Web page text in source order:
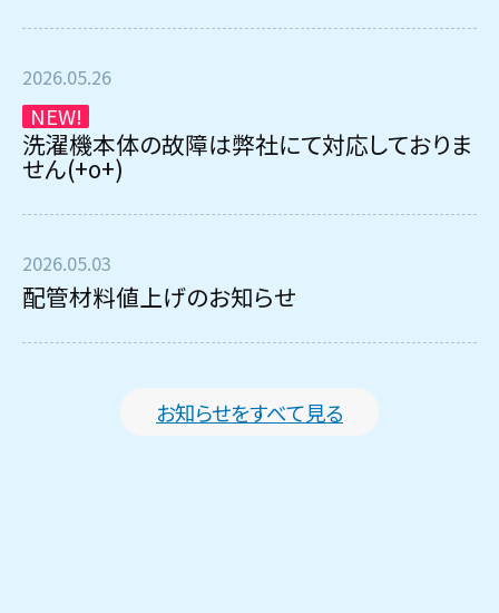
2026.05.26
NEW!
洗濯機本体の故障は弊社にて対応しておりま
せん(+o+)
2026.05.03
配管材料値上げのお知らせ
お知らせをすべて見る